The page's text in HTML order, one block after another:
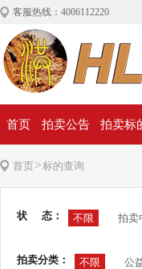
客服热线：4006112220
首页 拍卖公告 拍卖标
首页>标的查询
状 态： 不限 拍卖
拍卖分类： 不限 公